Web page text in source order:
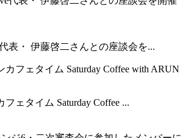
代表・ 伊藤啓二さんとの座談会を...
フェタイム Saturday Coffee ...